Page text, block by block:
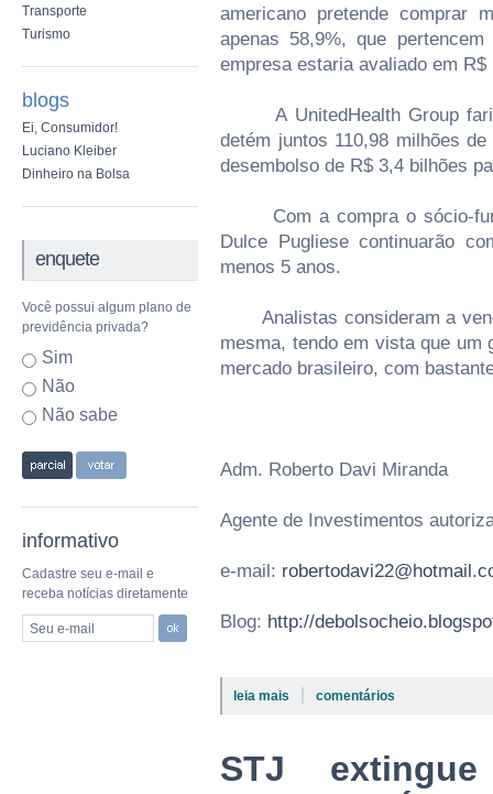
Transporte
Turismo
blogs
Ei, Consumidor!
Luciano Kleiber
Dinheiro na Bolsa
enquete
Você possui algum plano de
previdência privada?
Sim
Não
Não sabe
informativo
Cadastre seu e-mail e
receba notícias diretamente
Seu e-mail
americano pretende comprar
apenas 58,9%, que
empresa estaria avaliado em R$
A UnitedHealth Group faria
detém juntos 110,98 milhões
desembolso de R$ 3,4 bilhões
Com a compra o sócio-
Dulce Pugliese continuarão
menos 5 anos.
Analistas consideram a
mesma, tendo em vista que um
mercado brasileiro, com
Adm. Roberto Davi Miranda
Agente de Investimentos
e-mail:
Blog: http://
leia mais comentários
STJ